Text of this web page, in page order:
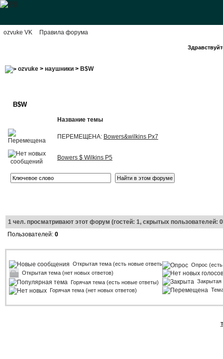
ozvuke VK Правила форума
ozvuke> наушники> B$W
B$W
Название темы
ПЕРЕМЕЩЕНА: Bowers&wilkins Px7
Bowers $ Wilkins P5
1чел. просматривают этот форум (гостей: 1, скрытых пользователей:
Пользователей: 0
Открытая тема (есть новые ответы)
Открытая тема (нет новых ответов)
Горячая тема (есть новые ответы)
Горячая тема (нет новых ответов)
Опрос
Закрытая